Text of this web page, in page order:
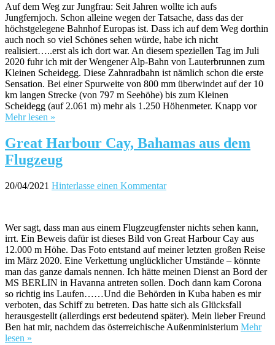
Auf dem Weg zur Jungfrau: Seit Jahren wollte ich aufs
Jungfernjoch. Schon alleine wegen der Tatsache, dass das der
höchstgelegene Bahnhof Europas ist. Dass ich auf dem Weg dorthin
auch noch so viel Schönes sehen würde, habe ich nicht
realisiert…..erst als ich dort war. An diesem speziellen Tag im Juli
2020 fuhr ich mit der Wengener Alp-Bahn von Lauterbrunnen zum
Kleinen Scheidegg. Diese Zahnradbahn ist nämlich schon die erste
Sensation. Bei einer Spurweite von 800 mm überwindet auf der 10
km langen Strecke (von 797 m Seehöhe) bis zum Kleinen
Scheidegg (auf 2.061 m) mehr als 1.250 Höhenmeter. Knapp vor
Mehr lesen »
Great Harbour Cay, Bahamas aus dem
Flugzeug
20/04/2021 Hinterlasse einen Kommentar
Wer sagt, dass man aus einem Flugzeugfenster nichts sehen kann,
irrt. Ein Beweis dafür ist dieses Bild von Great Harbour Cay aus
12.000 m Höhe. Das Foto entstand auf meiner letzten großen Reise
im März 2020. Eine Verkettung unglücklicher Umstände – könnte
man das ganze damals nennen. Ich hätte meinen Dienst an Bord der
MS BERLIN in Havanna antreten sollen. Doch dann kam Corona
so richtig ins Laufen……Und die Behörden in Kuba haben es mir
verboten, das Schiff zu betreten. Das hatte sich als Glücksfall
herausgestellt (allerdings erst bedeutend später). Mein lieber Freund
Ben hat mir, nachdem das österreichische Außenministerium Mehr
lesen »